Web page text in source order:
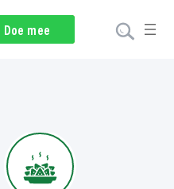
Doe mee
Nieuwsbrief
Doneer